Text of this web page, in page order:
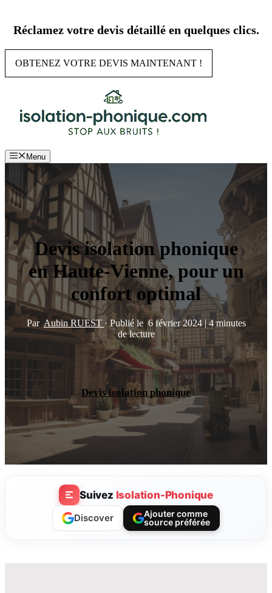
contenu
Réclamez votre devis détaillé en quelques clics.
OBTENEZ VOTRE DEVIS MAINTENANT !
Menu
Devis isolation phonique
en Haute-Vienne, pour un
confort optimal
Par Aubin RUEST · Publié le 6 février 2024| 4 minutes
de lecture
Devis isolation phonique
Suivez Isolation-Phonique
Discover
Ajouter comme
source préférée